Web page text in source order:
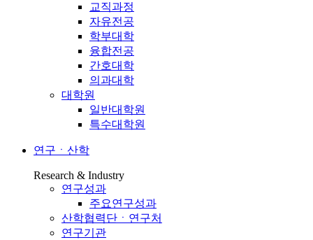
교직과정
자유전공
학부대학
융합전공
간호대학
의과대학
대학원
일반대학원
특수대학원
연구ㆍ산학
Research & Industry
연구성과
주요연구성과
산학협력단ㆍ연구처
연구기관